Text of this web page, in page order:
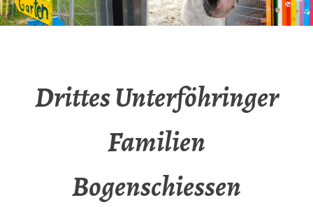
Drittes Unterföhringer
Familien
Bogenschiessen